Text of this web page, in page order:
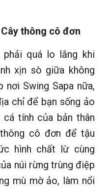
thông cô đơn
phải quá lo lắng khi
xịn sò giữa không
nơi Swing Sapa nữa,
chỉ để bạn sống ảo
tính của bản thân
cô đơn để tậu
hình chất lừ cùng
núi rừng trùng điệp
mù mờ ảo, làm nổi